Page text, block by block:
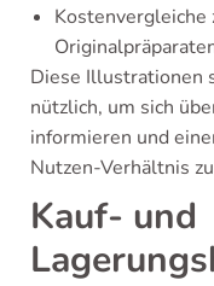
Kostenvergleiche
Diese Illustrationen
nützlich, um sich
informieren und
Nutzen-Verhältnis
Kauf- und